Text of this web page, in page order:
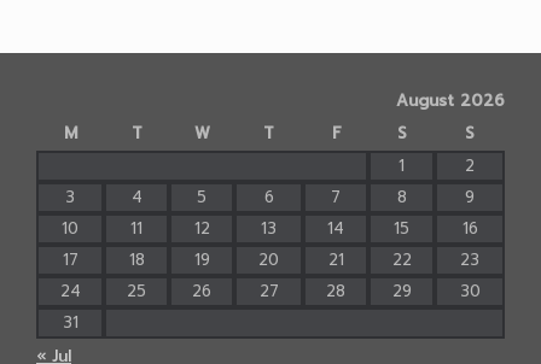
August 2026
M
T W T F S
S
1
2
3
4 5 6 7 8
9
10
11 12 13 14 15
16
17
18 19 20 21 22
23
24
25 26 27 28 29
30
31
« Jul